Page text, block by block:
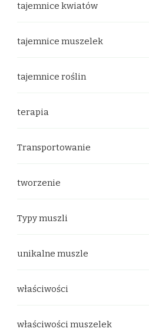
tajemnice kwiatów
tajemnice muszelek
tajemnice roślin
terapia
Transportowanie
tworzenie
Typy muszli
unikalne muszle
właściwości
właściwości muszelek